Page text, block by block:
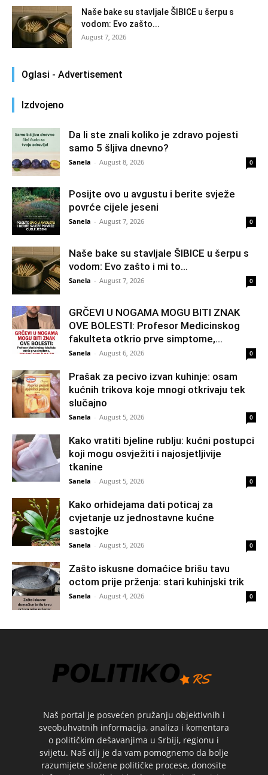
Naše bake su stavljale ŠIBICE u šerpu s
vodom: Evo zašto...
August 7, 2026
Oglasi - Advertisement
Izdvojeno
Da li ste znali koliko je zdravo pojesti
samo 5 šljiva dnevno?
Sanela - August 8, 2026 0
Posijte ovo u avgustu i berite svježe
povrće cijele jeseni
Sanela - August 7, 2026 0
Naše bake su stavljale ŠIBICE u šerpu s
vodom: Evo zašto i mi to...
Sanela - August 7, 2026 0
GRČEVI U NOGAMA MOGU BITI ZNAK
OVE BOLESTI: Profesor Medicinskog
fakulteta otkrio prve simptome,...
Sanela - August 6, 2026 0
Prašak za pecivo izvan kuhinje: osam
kućnih trikova koje mnogi otkrivaju tek
slučajno
Sanela - August 5, 2026 0
Kako vratiti bjeline rublju: kućni postupci
koji mogu osvježiti i najosjetljivije
tkanine
Sanela - August 5, 2026 0
Kako orhidejama dati poticaj za
cvjetanje uz jednostavne kućne
sastojke
Sanela - August 5, 2026 0
Zašto iskusne domaćice brišu tavu
octom prije prženja: stari kuhinjski trik
Sanela - August 4, 2026 0
Naš portal je posvećen pružanju objektivnih i
sveobuhvatnih informacija, analiza i komentara
o političkim dešavanjima u Srbiji, regionu i
svijetu. Naš cilj je da vam pomognemo da bolje
razumijete složene političke procese, donosite